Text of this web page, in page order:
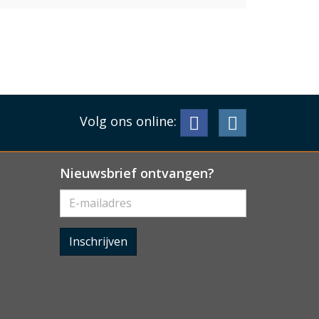
Volg ons online:
Nieuwsbrief ontvangen?
Inschrijven